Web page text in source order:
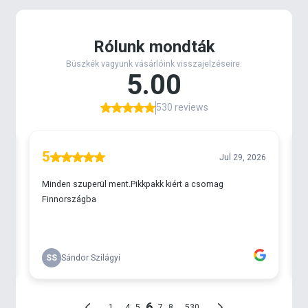
kapva, ami a legnagyobb harcsázó orsókat is
közepette is. A közkedvelt lamellás, súlyozható nyél
természetesen megmaradt, mely felelős a orsó-bot
egyensúly tökéletes beállíthatóságáért. Kiemelt
fokozott igénybevétele mellett, a véletlen
folyóvízre egyaránt ajánlott opció. A tökéletes
gumihalazástól-támolygózástól kezdve, a